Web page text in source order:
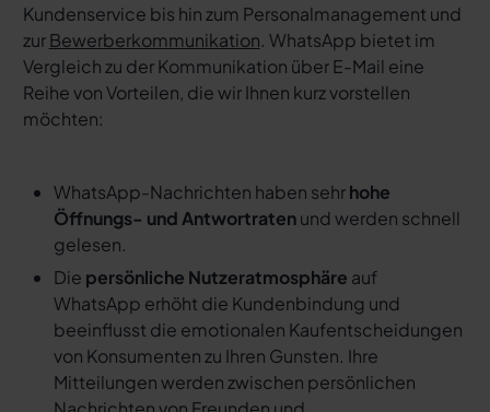
Kundenservice bis hin zum Personalmanagement und
zurBewerberkommunikation. WhatsApp bietet im
Vergleich zu der Kommunikation über E-Mail eine
Reihe von Vorteilen, die wir Ihnen kurz vorstellen
möchten:
WhatsApp-Nachrichten haben sehrhohe
Öffnungs- und Antwortratenund werden schnell
gelesen.
Die persönliche Nutzeratmosphäre auf
WhatsApp erhöht die Kundenbindung und
beeinflusst die emotionalen Kaufentscheidungen
von Konsumenten zu Ihren Gunsten. Ihre
Mitteilungen werden zwischen persönlichen